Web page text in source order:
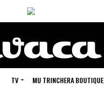
TV MU TRINCHERA BOUTIQUE